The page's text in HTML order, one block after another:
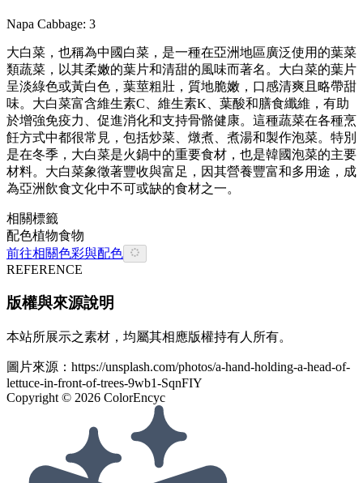
Napa Cabbage: 3
大白菜，也稱為中國白菜，是一種在亞洲地區廣泛使用的葉菜
類蔬菜，以其柔嫩的葉片和清甜的風味而著名。大白菜的葉片
呈淡綠色或黃白色，葉莖粗壯，質地脆嫩，口感清爽且略帶甜
味。大白菜富含維生素C、維生素K、葉酸和膳食纖維，有助
於增強免疫力、促進消化和支持骨骼健康。這種蔬菜在各種烹
飪方式中都很常見，包括炒菜、燉煮、煮湯和製作泡菜。特別
是在冬季，大白菜是火鍋中的重要食材，也是韓國泡菜的主要
材料。大白菜象徵著豐收與富足，因其營養豐富和多用途，成
為亞洲飲食文化中不可或缺的食材之一。
相關標籤
配色植物食物
前往相關色彩與配色
REFERENCE
版權與來源說明
本站所展示之素材，均屬其相應版權持有人所有。
圖片來源： https://unsplash.com/photos/a-hand-holding-a-head-of-
lettuce-in-front-of-trees-9wb1-SqnFIY
Copyright © 2026 ColorEncyc